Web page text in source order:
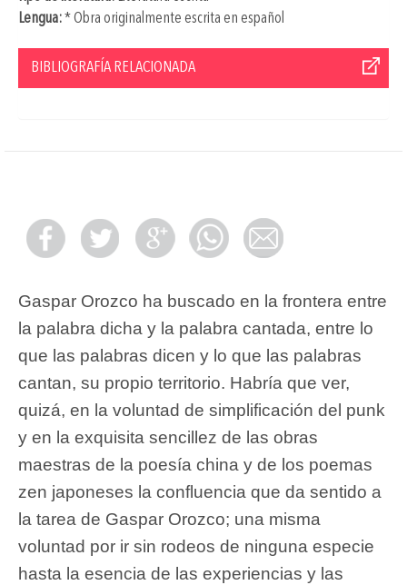
Lengua:* Obra originalmente escrita en español
BIBLIOGRAFÍA RELACIONADA
Gaspar Orozco ha buscado en la frontera entre
la palabra dicha y la palabra cantada, entre lo
que las palabras dicen y lo que las palabras
cantan, su propio territorio. Habría que ver,
quizá, en la voluntad de simplificación del punk
y en la exquisita sencillez de las obras
maestras de la poesía china y de los poemas
zen japoneses la confluencia que da sentido a
la tarea de Gaspar Orozco; una misma
voluntad por ir sin rodeos de ninguna especie
hasta la esencia de las experiencias y las